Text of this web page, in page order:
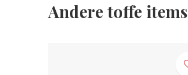
Andere toffe items